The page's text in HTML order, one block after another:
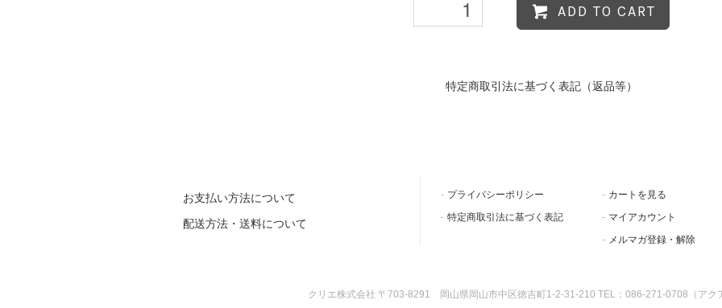
ADD TO CART
特定商取引法に基づく表記（返品等）
お支払い方法について
配送方法・送料について
プライバシーポリシー
特定商取引法に基づく表記
カートを見る
マイアカウント
メルマガ登録・解除
クリエ株式会社 〒703-8291 岡山県岡山市中区徳吉町1-2-31-210 TEL：086-271-0708（アク